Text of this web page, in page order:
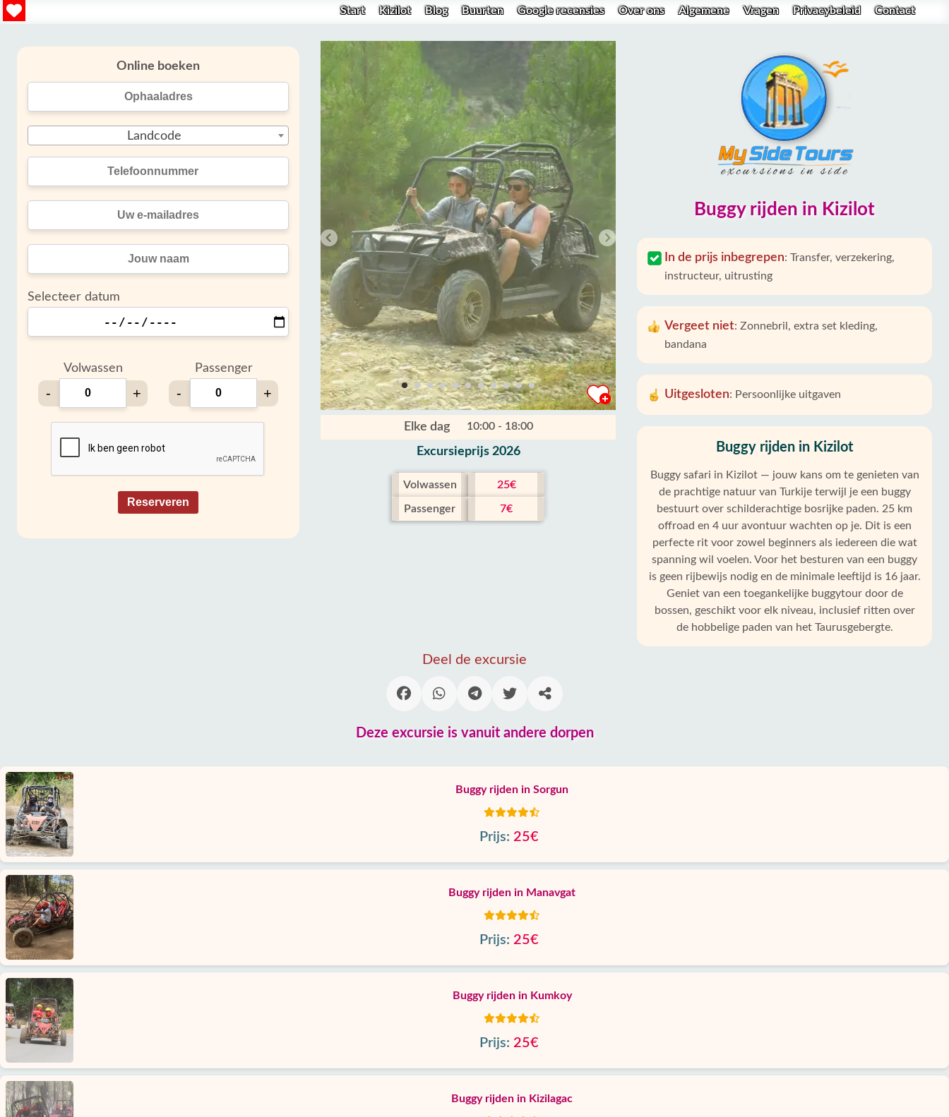
Start Kizilot Blog Buurten Google recensies Over ons Algemene Vragen Privacybeleid Contact
Buggy rijden in Kizilot
In de prijs inbegrepen: Transfer, verzekering,
instructeur, uitrusting
Vergeet niet: Zonnebril, extra set kleding,
bandana
Uitgesloten: Persoonlijke uitgaven
Buggy rijden in Kizilot
Buggy safari in Kizilot — jouw kans om te genieten van
de prachtige natuur van Turkije terwijl je een buggy
bestuurt over schilderachtige bosrijke paden. 25 km
offroad en 4 uur avontuur wachten op je. Dit is een
perfecte rit voor zowel beginners als iedereen die wat
spanning wil voelen. Voor het besturen van een buggy
is geen rijbewijs nodig en de minimale leeftijd is 16 jaar.
Geniet van een toegankelijke buggytour door de
bossen, geschikt voor elk niveau, inclusief ritten over
de hobbelige paden van het Taurusgebergte.
Elke dag 10:00 - 18:00
Excursieprijs 2026
Volwassen 25€
Passenger 7€
Online boeken
Landcode
Selecteer datum
Volwassen
- +
Passenger
- +
Reserveren
Deel de excursie
Deze excursie is vanuit andere dorpen
Buggy rijden in Sorgun
Prijs: 25€
Buggy rijden in Manavgat
Prijs: 25€
Buggy rijden in Kumkoy
Prijs: 25€
Buggy rijden in Kizilagac